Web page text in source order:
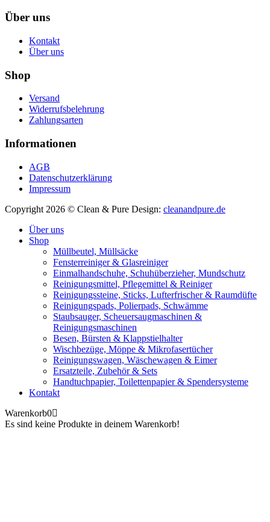
Über uns
Kontakt
Über uns
Shop
Versand
Widerrufsbelehrung
Zahlungsarten
Informationen
AGB
Datenschutzerklärung
Impressum
Copyright 2026 © Clean & Pure Design: cleanandpure.de
Über uns
Shop
Müllbeutel, Müllsäcke
Fensterreiniger & Glasreiniger
Einmalhandschuhe, Schuhüberzieher, Mundschutz
Reinigungsmittel, Pflegemittel & Reiniger
Reinigungssteine, Sticks, Lufterfrischer & Raumdüfte
Reinigungspads, Polierpads, Schwämme
Staubsauger, Scheuersaugmaschinen &
Reinigungsmaschinen
Besen, Bürsten & Klappstielhalter
Wischbezüge, Möppe & Mikrofasertücher
Reinigungswagen, Wäschewagen & Eimer
Ersatzteile, Zubehör & Sets
Handtuchpapier, Toilettenpapier & Spendersysteme
Kontakt
Warenkorb0
Es sind keine Produkte in deinem Warenkorb!